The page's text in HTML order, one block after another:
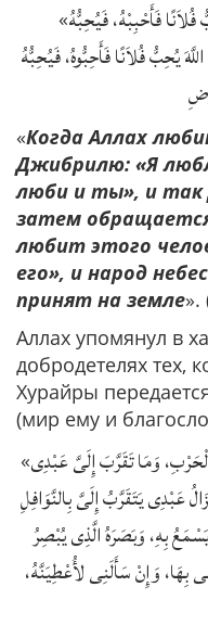
«فُلاَنًا فَأَحْبِبْهُ، فَيُحِبُّهُ
يُحِبُّ فُلاَنًا فَأَحِبُّوهُ، فَيُحِبُّهُ
«Когда Аллах
Джибрилю: «Я
люби и ты», и
затем
любит этого
его», и народ
принят на земле».
Аллах упомянул в
добродетелях тех,
Хурайры
(мир ему и
«وَمَا تَقَرَّبَ إِلَىَّ عَبْدِى
عَبْدِى يَتَقَرَّبُ إِلَىَّ بِالنَّوَافِلِ
بِهِ، وَبَصَرَهُ الَّذِى يُبْصِرُ
بِهَا، وَإِنْ سَأَلَنِى لأُعْطِيَنَّهُ،